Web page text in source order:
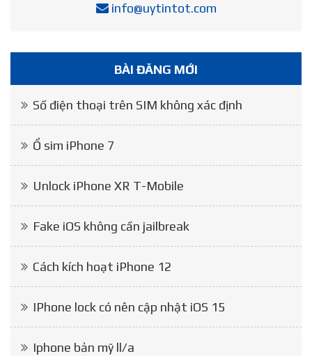
info@uytintot.com
BÀI ĐĂNG MỚI
Số điện thoại trên SIM không xác định
Ổ sim iPhone 7
Unlock iPhone XR T-Mobile
Fake iOS không cần jailbreak
Cách kích hoạt iPhone 12
IPhone lock có nên cập nhật iOS 15
Iphone bản mỹ ll/a